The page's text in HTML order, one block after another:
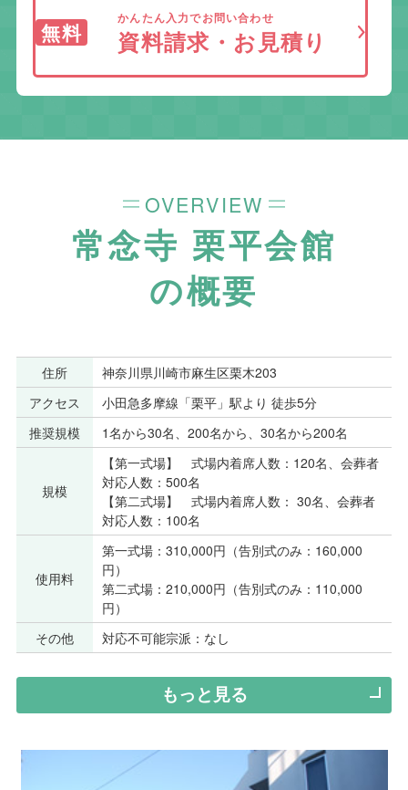
無料
かんたん入力でお問い合わせ
資料請求・お見積り
OVERVIEW
常念寺 栗平会館
の概要
住所
神奈川県川崎市麻生区栗木203
アクセス
小田急多摩線「栗平」駅より 徒歩5分
推奨規模
1名から30名、200名から、30名から200名
規模
【第一式場】 式場内着席人数：120名、会葬者
対応人数：500名
【第二式場】 式場内着席人数： 30名、会葬者
対応人数：100名
使用料
第一式場：310,000円（告別式のみ：160,000
円）
第二式場：210,000円（告別式のみ：110,000
円）
その他
対応不可能宗派：なし
もっと見る